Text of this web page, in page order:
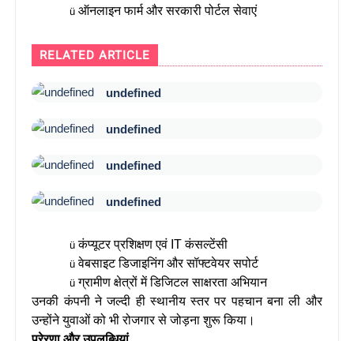
üऑनलाइन फार्म और सरकारी पोर्टल सेवाएं
RELATED ARTICLE
undefined
undefined
undefined
undefined
üकंप्यूटर प्रशिक्षण एवं IT कंसल्टेंसी
üवेबसाइट डिजाइनिंग और सॉफ्टवेयर सपोर्ट
üग्रामीण क्षेत्रों में डिजिटल साक्षरता अभियान
उनकी कंपनी ने जल्दी ही स्थानीय स्तर पर पहचान बना ली और
उन्होंने युवाओं को भी रोजगार से जोड़ना शुरू किया।